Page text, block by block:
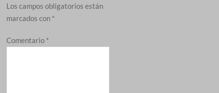
Los campos obligatorios están
marcados con *
Comentario *